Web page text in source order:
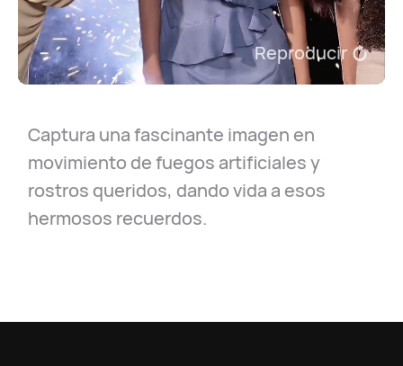
Reproducir
Captura una fascinante imagen en
movimiento de fuegos artificiales y
rostros queridos, dando vida a esos
hermosos recuerdos.